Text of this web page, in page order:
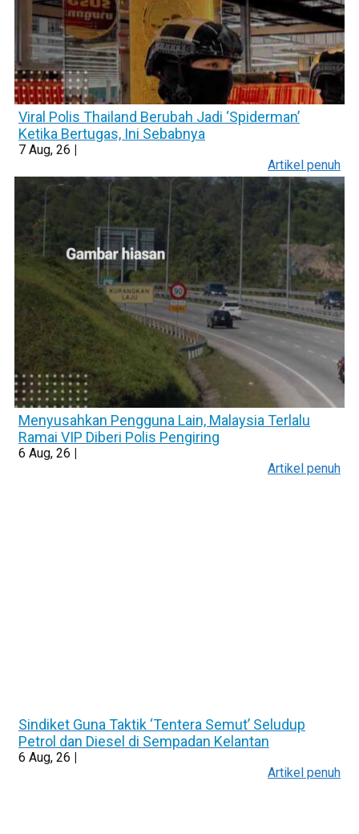
Viral Polis Thailand Berubah Jadi ‘Spiderman’
Ketika Bertugas, Ini Sebabnya
7 Aug, 26 |
Artikel penuh
Menyusahkan Pengguna Lain, Malaysia Terlalu
Ramai VIP Diberi Polis Pengiring
6 Aug, 26
Artikel penuh
Sindiket Guna Taktik ‘Tentera Semut’ Seludup
Petrol dan Diesel di Sempadan Kelantan
6 Aug, 26 |
Artikel penuh